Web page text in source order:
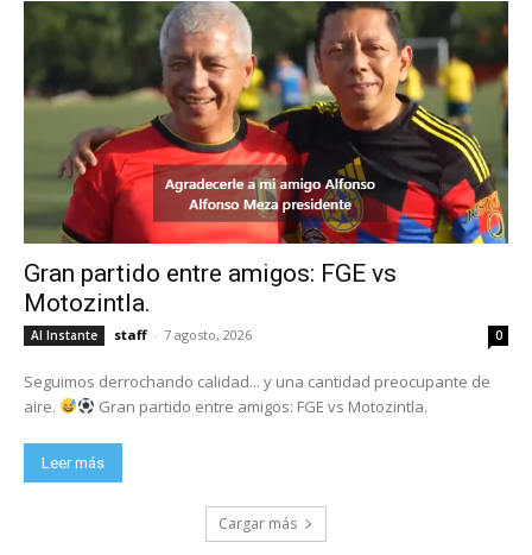
Gran partido entre amigos: FGE vs
Motozintla.
Al Instante staff - 7 agosto, 2026 0
Seguimos derrochando calidad... y una cantidad preocupante de
aire.
Gran partido entre amigos: FGE vs Motozintla.
Leer más
Cargar más